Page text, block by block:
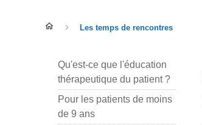
Les temps de rencontres
Qu'est-ce que l'éducation
thérapeutique du patient ?
Pour les patients de moins
de 9 ans